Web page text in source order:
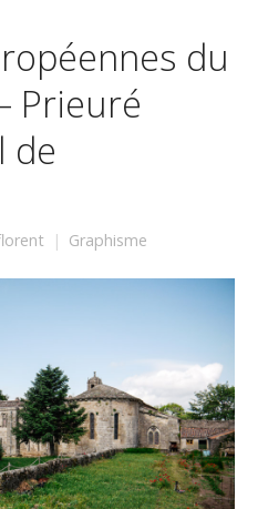
du
Prieuré
de
Graphisme